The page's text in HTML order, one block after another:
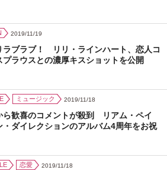
2019/11/19
ラブラブ！ リリ・ラインハート、恋人コ
プラウスとの濃厚キスショットを公開
ミュージック 2019/11/18
ら歓喜のコメントが殺到 リアム・ペイ
・ダイレクションのアルバム4周年をお祝
恋愛 2019/11/18